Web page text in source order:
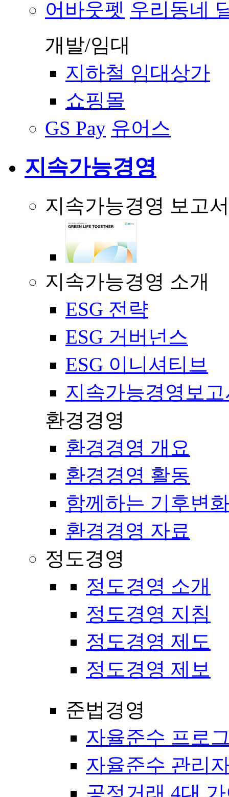
어바웃펫 우리동네
개발/임대
지하철 임대상가
쇼핑몰
GS Pay 유어스
지속가능경영
지속가능경영 보고서
지속가능경영 소개
ESG 전략
ESG 거버넌스
ESG 이니셔티브
지속가능경영보
환경경영
환경경영 개요
환경경영 활동
함께하는 기후변
환경경영 자료
정도경영
정도경영 소개
정도경영 지침
정도경영 제도
정도경영 제보
준법경영
자율준수 프로
자율준수 관리